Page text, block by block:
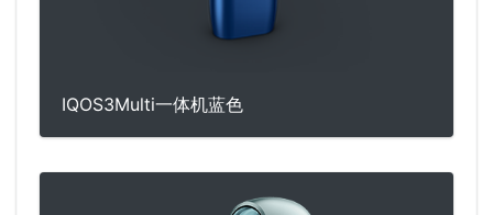
IQOS3Multi一体机蓝色